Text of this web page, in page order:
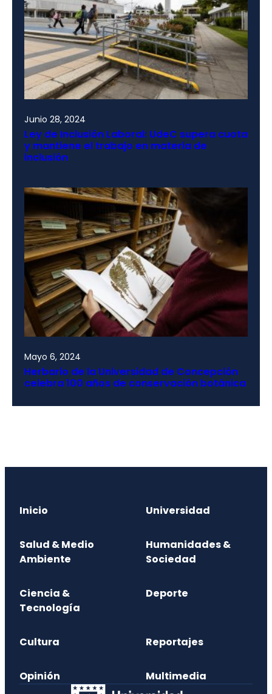
Junio 28, 2024
Ley de Inclusión Laboral: UdeC supera cuota
y mantiene el trabajo en materia de
inclusión
Mayo 6, 2024
Herbario de la Universidad de Concepción
celebra 100 años de conservación botánica
Inicio Universidad
Salud & Medio
Ambiente
Humanidades &
Sociedad
Ciencia &
Tecnología
Deporte
Cultura Reportajes
Opinión Multimedia